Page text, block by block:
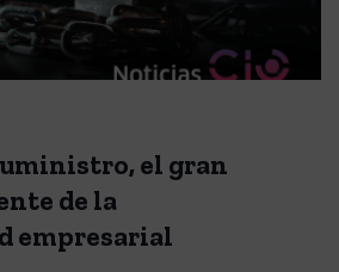
el gran
de la
empresarial